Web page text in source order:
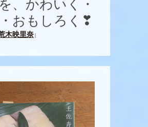
、かわいく・
おもしろく❣
木映里奈